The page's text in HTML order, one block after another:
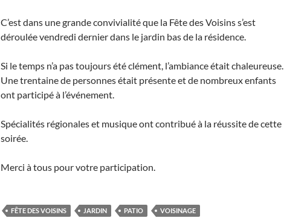
C’est dans une grande convivialité que la Fête des Voisins s’est
déroulée vendredi dernier dans le jardin bas de la résidence.
Si le temps n’a pas toujours été clément, l’ambiance était chaleureuse.
Une trentaine de personnes était présente et de nombreux enfants
ont participé à l’événement.
Spécialités régionales et musique ont contribué à la réussite de cette
soirée.
Merci à tous pour votre participation.
FÊTE DES VOISINS JARDIN PATIO VOISINAGE